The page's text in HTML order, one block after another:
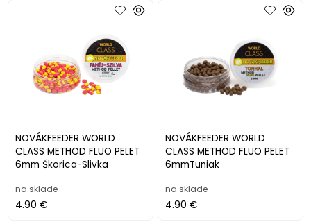
NOVÁKFEEDER WORLD
CLASS METHOD FLUO PELET
6mm Škorica-Slivka
na sklade
4.90 €
NOVÁKFEEDER WORLD
CLASS METHOD FLUO PELET
6mmTuniak
na sklade
4.90 €